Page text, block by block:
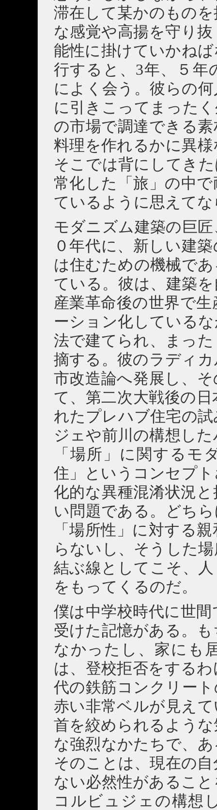
滞在して某かのもの
な感覚や高揚を守り
能性に掛けていかね
行すると、3年、５年
によく会う。彼らの
に引きこってまった
の市場で調達できる
料理を作れるかに異
そこでは背にしてき
常化した「旅」の中
ているように思えて
モダニズム建築の巨
０年代に、新しい建
は住むための機械で
ている。彼は、建築
産業革命後の世界で
ーション化している
法で建てられ、まっ
摘する。彼のラディ
市改造論へ発展し、
て、第二次大戦後の
れたプレハブ住宅の
ジェや前川の構想し
「場所」に関するモ
住」というコンセプ
化的な異種混淆状況
い問題である。どち
「場所性」に対する
らないし、そうした
結ぶ線としてこそ、
をもってくるのだ。
僕は中学校時代に世
受けた記憶がある。
なかったし、家にも
は、登校拒否をする
代の鉄筋コンクリー
赤い非常ベルが見え
首を絞められるよう
な強烈なかたちで、
そのことは、現在の
ない必然性があるこ
コルビュジェの構想